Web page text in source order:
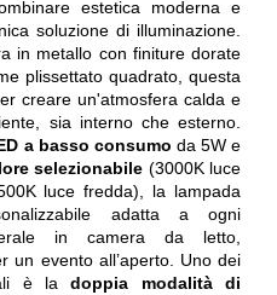
estetica moderna e
soluzione di illuminazione.
in metallo con finiture dorate
plissettato quadrato, questa
creare un'atmosfera calda e
sia interno che esterno.
a basso consumo da 5W e
selezionabile (3000K luce
luce fredda), la lampada
adatta a ogni
in camera da letto,
un evento all’aperto. Uno dei
è ladoppia modalità di